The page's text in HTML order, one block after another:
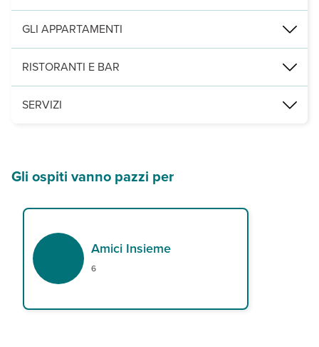
spiaggia pubblica (a 900m), di sabbia bianca, non attrezzata, a
GLI APPARTAMENTI
101 appartamenti (da 71m2) suddivisi su 3 piani. Gli
RISTORANTI E BAR
A pagamento, a 450 m ristorante La Terracita. A 2 km beach
SERVIZI
Gli ospiti vanno pazzi per
Amici Insieme
6